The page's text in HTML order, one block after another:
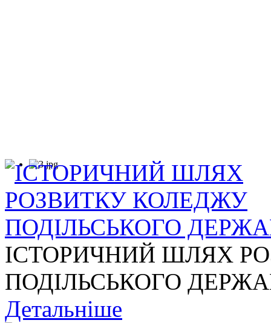
ІСТОРИЧНИЙ ШЛЯХ
ПОДІЛЬСЬКОГО
Детальніше